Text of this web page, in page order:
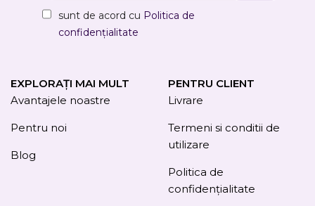
sunt de acord cu Politica de
confidențialitate
EXPLORAȚI MAI MULT
Avantajele noastre
Pentru noi
Blog
PENTRU CLIENT
Livrare
Termeni si conditii de
utilizare
Politica de
confidențialitate